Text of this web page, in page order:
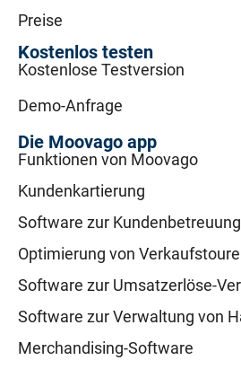
Preise
Kostenlos testen
Kostenlose Testversion
Demo-Anfrage
Die Moovago app
Funktionen von Moovago
Kundenkartierung
Software zur Kundenbetreuung
Optimierung von
Software zur Umsatzerlöse-
Software zur Verwaltung von
Merchandising-Software